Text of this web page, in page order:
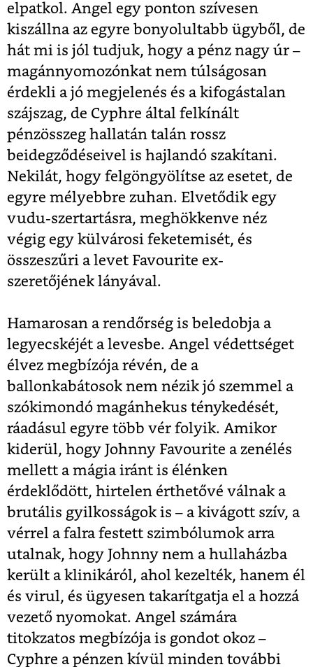
elpatkol. Angel egy ponton szívesen
kiszállna az egyre bonyolultabb ügyből, de
hát mi is jól tudjuk, hogy a pénz nagy úr –
magánnyomozónkat nem túlságosan
érdekli a jó megjelenés és a kifogástalan
szájszag, de Cyphre által felkínált
pénzösszeg hallatán talán rossz
beidegződéseivel is hajlandó szakítani.
Nekilát, hogy felgöngyölítse az esetet, de
egyre mélyebbre zuhan. Elvetődik egy
vudu-szertartásra, meghökkenve néz
végig egy külvárosi feketemisét, és
összeszűri a levet Favourite ex-
szeretőjének lányával.
Hamarosan a rendőrség is beledobja a
legyecskéjét a levesbe. Angel védettséget
élvez megbízója révén, de a
ballonkabátosok nem nézik jó szemmel a
szókimondó magánhekus ténykedését,
ráadásul egyre több vér folyik. Amikor
kiderül, hogy Johnny Favourite a zenélés
mellett a mágia iránt is élénken
érdeklődött, hirtelen érthetővé válnak a
brutális gyilkosságok is – a kivágott szív, a
vérrel a falra festett szimbólumok arra
utalnak, hogy Johnny nem a hullaházba
került a klinikáról, ahol kezelték, hanem él
és virul, és ügyesen takarítgatja el a hozzá
vezető nyomokat. Angel számára
titokzatos megbízója is gondot okoz –
Cyphre a pénzen kívül minden további